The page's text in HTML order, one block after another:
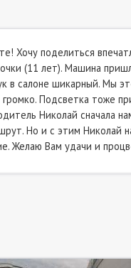
Хочу поделиться
(11 лет). Машина
в салоне шикарный. Мы
Подсветка тоже
Николай сначала
Но и с этим Николай
Желаю Вам удачи и